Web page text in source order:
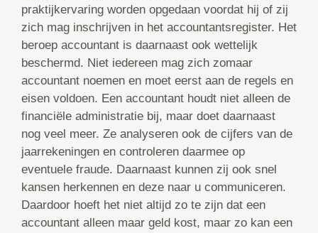
praktijkervaring worden opgedaan voordat hij of zij
zich mag inschrijven in het accountantsregister. Het
beroep accountant is daarnaast ook wettelijk
beschermd. Niet iedereen mag zich zomaar
accountant noemen en moet eerst aan de regels en
eisen voldoen. Een accountant houdt niet alleen de
financiële administratie bij, maar doet daarnaast
nog veel meer. Ze analyseren ook de cijfers van de
jaarrekeningen en controleren daarmee op
eventuele fraude. Daarnaast kunnen zij ook snel
kansen herkennen en deze naar u communiceren.
Daardoor hoeft het niet altijd zo te zijn dat een
accountant alleen maar geld kost, maar zo kan een